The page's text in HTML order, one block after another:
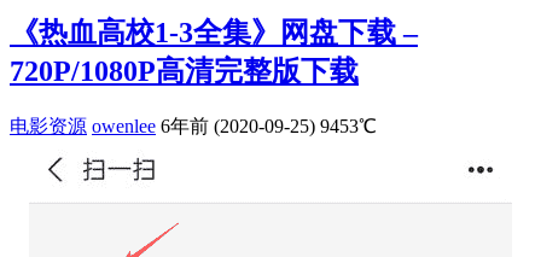
《热血高校1-3全集》网盘下载 –
720P/1080P高清完整版下载
电影资源 owenlee 6年前 (2020-09-25) 9453℃